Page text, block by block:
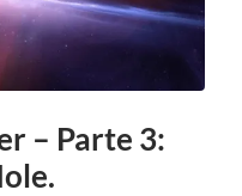
– Parte 3: